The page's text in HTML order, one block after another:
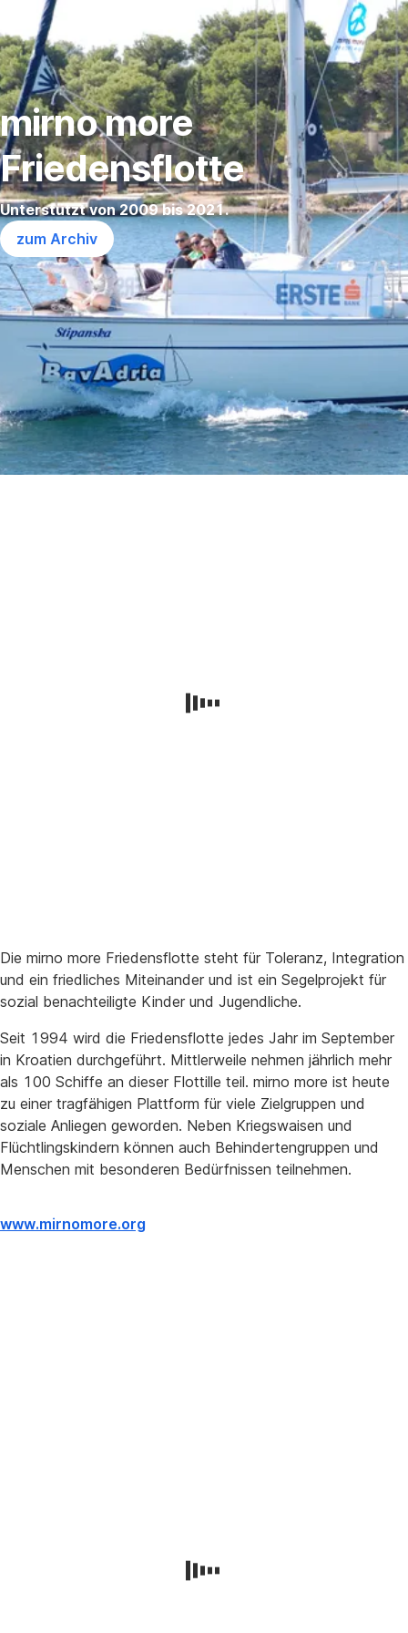
Navigation
überspringen
mirno more
Friedensflotte
Unterstützt von 2009 bis 2021.
zum Archiv
Die mirno more Friedensflotte steht für Toleranz, Integration
und ein friedliches Miteinander und ist ein Segelprojekt für
sozial benachteiligte Kinder und Jugendliche.
Seit 1994 wird die Friedensflotte jedes Jahr im September
in Kroatien durchgeführt. Mittlerweile nehmen jährlich mehr
als 100 Schiffe an dieser Flottille teil. mirno more ist heute
zu einer tragfähigen Plattform für viele Zielgruppen und
soziale Anliegen geworden. Neben Kriegswaisen und
Flüchtlingskindern können auch Behindertengruppen und
Menschen mit besonderen Bedürfnissen teilnehmen.
www.mirnomore.org